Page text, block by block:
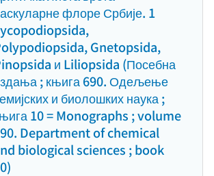
флоре Србије. 1
Gnetopsida,
и Liliopsida (Посебна
; књига 690. Одељење
и биолошких наука ;
10 = Monographs ; volume
Department of chemical
biological sciences ; book